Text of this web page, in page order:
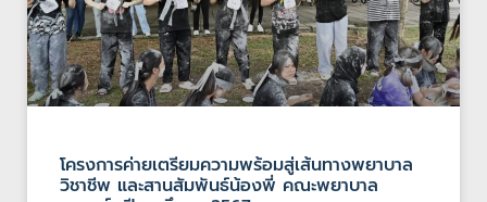
โครงการค่ายเตรียมความพร้อมสู่เส้นทางพยาบาล
วิชาชีพ และสานสัมพันธ์น้องพี่ คณะพยาบาล